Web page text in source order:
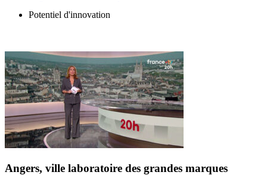
Potentiel d'innovation
Angers, ville laboratoire des grandes marques